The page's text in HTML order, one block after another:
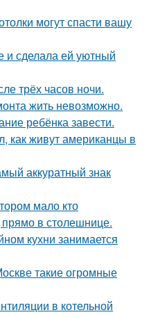
могут спасти вашу
и сделала ей уютный
трёх часов ночи.
жить невозможно.
ребёнка завести.
как живут американцы в
аккуратный знак
мало кто
в столешнице.
кухни занимается
такие огромные
в котельной